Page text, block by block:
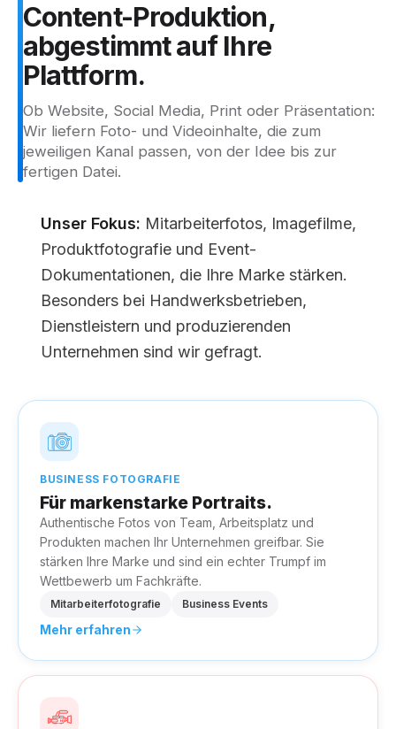
Content-Produktion,
abgestimmtauf Ihre
Plattform.
Ob Website, Social Media, Print oder Präsentation:
Wir liefern Foto- und Videoinhalte, die zum
jeweiligen Kanal passen, von der Idee bis zur
fertigen Datei.
Unser Fokus: Mitarbeiterfotos, Imagefilme,
Produktfotografie und Event-
Dokumentationen, die Ihre Marke stärken.
Besonders bei Handwerksbetrieben,
Dienstleistern und produzierenden
Unternehmen sind wir gefragt.
BUSINESS FOTOGRAFIE
Für markenstarke Portraits.
Authentische Fotos von Team, Arbeitsplatz und
Produkten machen Ihr Unternehmen greifbar. Sie
stärken Ihre Marke und sind ein echter Trumpf im
Wettbewerb um Fachkräfte.
Mitarbeiterfotografie Business Events
Mehr erfahren